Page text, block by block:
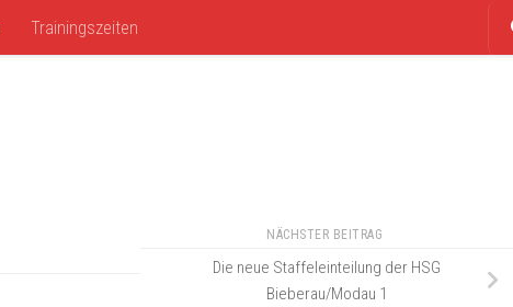
Trainingszeiten
NÄCHSTER BEITRAG
Die neue Staffeleinteilung der HSG
Bieberau/Modau 1